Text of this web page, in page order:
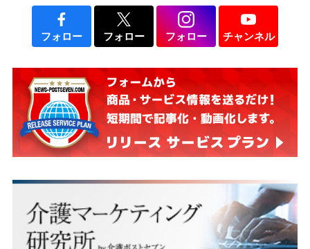
フォロー フォロー フォロー チャンネル